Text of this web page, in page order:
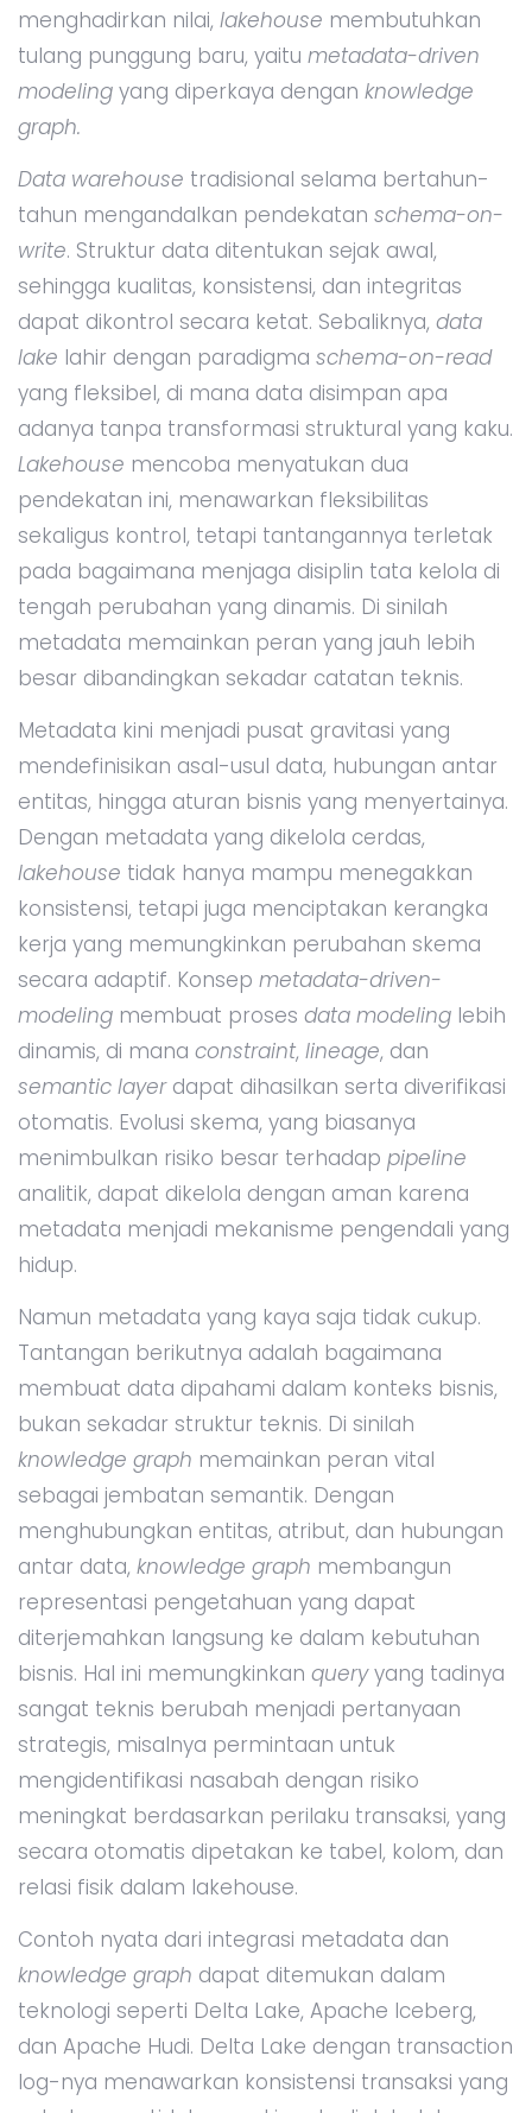
menghadirkan nilai, lakehouse membutuhkan
tulang punggung baru, yaitu metadata-driven
modeling yang diperkaya dengan knowledge
graph.
Data warehouse tradisional selama bertahun-
tahun mengandalkan pendekatan schema-on-
write. Struktur data ditentukan sejak awal,
sehingga kualitas, konsistensi, dan integritas
dapat dikontrol secara ketat. Sebaliknya, data
lake lahir dengan paradigma schema-on-read
yang fleksibel, di mana data disimpan apa
adanya tanpa transformasi struktural yang kaku.
Lakehouse mencoba menyatukan dua
pendekatan ini, menawarkan fleksibilitas
sekaligus kontrol, tetapi tantangannya terletak
pada bagaimana menjaga disiplin tata kelola di
tengah perubahan yang dinamis. Di sinilah
metadata memainkan peran yang jauh lebih
besar dibandingkan sekadar catatan teknis.
Metadata kini menjadi pusat gravitasi yang
mendefinisikan asal-usul data, hubungan antar
entitas, hingga aturan bisnis yang menyertainya.
Dengan metadata yang dikelola cerdas,
lakehouse tidak hanya mampu menegakkan
konsistensi, tetapi juga menciptakan kerangka
kerja yang memungkinkan perubahan skema
secara adaptif. Konsep metadata-driven-
modeling membuat proses data modeling lebih
dinamis, di mana constraint, lineage, dan
semantic layerdapat dihasilkan serta diverifikasi
otomatis. Evolusi skema, yang biasanya
menimbulkan risiko besar terhadap pipeline
analitik, dapat dikelola dengan aman karena
metadata menjadi mekanisme pengendali yang
hidup.
Namun metadata yang kaya saja tidak cukup.
Tantangan berikutnya adalah bagaimana
membuat data dipahami dalam konteks bisnis,
bukan sekadar struktur teknis. Di sinilah
knowledge graph memainkan peran vital
sebagai jembatan semantik. Dengan
menghubungkan entitas, atribut, dan hubungan
antar data, knowledge graph membangun
representasi pengetahuan yang dapat
diterjemahkan langsung ke dalam kebutuhan
bisnis. Hal ini memungkinkan queryyang tadinya
sangat teknis berubah menjadi pertanyaan
strategis, misalnya permintaan untuk
mengidentifikasi nasabah dengan risiko
meningkat berdasarkan perilaku transaksi, yang
secara otomatis dipetakan ke tabel, kolom, dan
relasi fisik dalam lakehouse.
Contoh nyata dari integrasi metadata dan
knowledge graph dapat ditemukan dalam
teknologi seperti Delta Lake, Apache Iceberg,
dan Apache Hudi. Delta Lake dengan transaction
log-nya menawarkan konsistensi transaksi yang